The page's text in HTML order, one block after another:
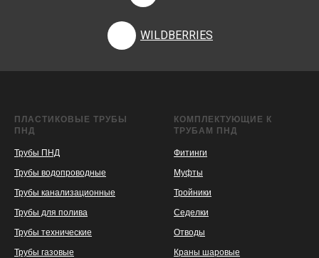
KASPI
SATU
WILDBERRIES
WILDBERRIES
ПЛАСТИКОВЫЕ ТРУБЫ
ПНД
Трубы ПНД
Трубы водопроводные
Трубы канализационные
Трубы для полива
Трубы технические
Трубы газовые
КОМПЛЕКТУЮЩИЕ К
ТРУБАМ ПНД
Фитинги
Муфты
Тройники
Седелки
Отводы
Краны шаровые